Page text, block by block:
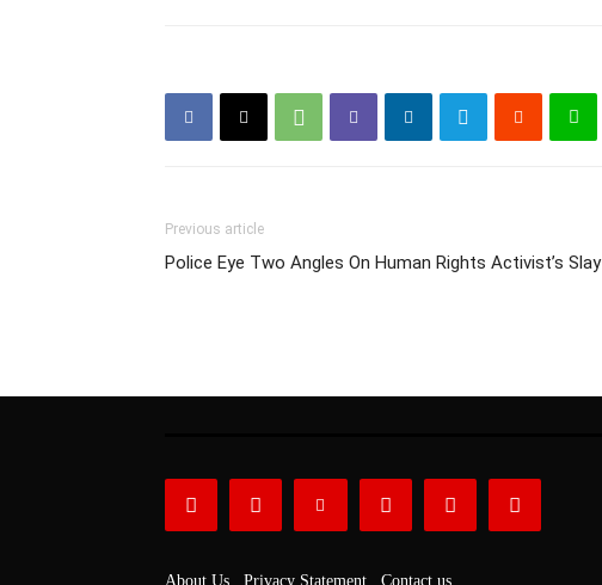
Previous article
Police Eye Two Angles On Human Rights Activist’s Slay
About Us Privacy Statement Contact us